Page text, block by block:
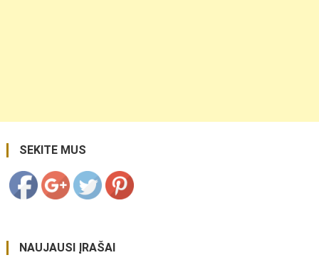
SEKITE MUS
paieska/">
NAUJAUSI ĮRAŠAI